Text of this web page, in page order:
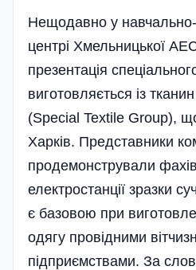
Нещодавно у
центрі Хмельницької
презентація
виготовляється із
(Special Textile Group), що
Харків. Представники
продемонстрували
електростанції зразки
є базовою при
одягу провідними
підприємствами. За